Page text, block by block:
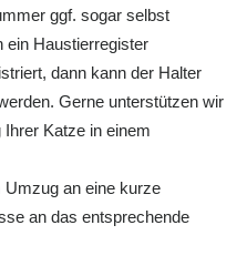
ggf. sogar selbst
ein Haustierregister
dann kann der Halter
Gerne unterstützen wir
Katze in einem
Umzug an eine kurze
an das entsprechende